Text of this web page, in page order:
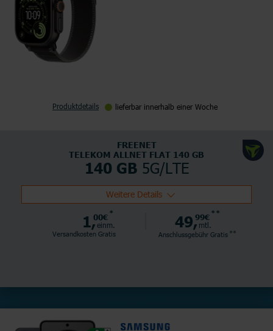
Produktdetails lieferbar innerhalb einer Woche
FREENET
TELEKOM ALLNET FLAT 140 GB
140 GB5G/LTE
Weitere Details
1,00€ *
einm.
Versandkosten Gratis
49,99€ **
mtl.
Anschlussgebühr Gratis **